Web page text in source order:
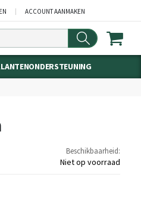
ACCOUNT AANMAKEN
Zoek
Beschikbaarheid:
Niet op voorraad